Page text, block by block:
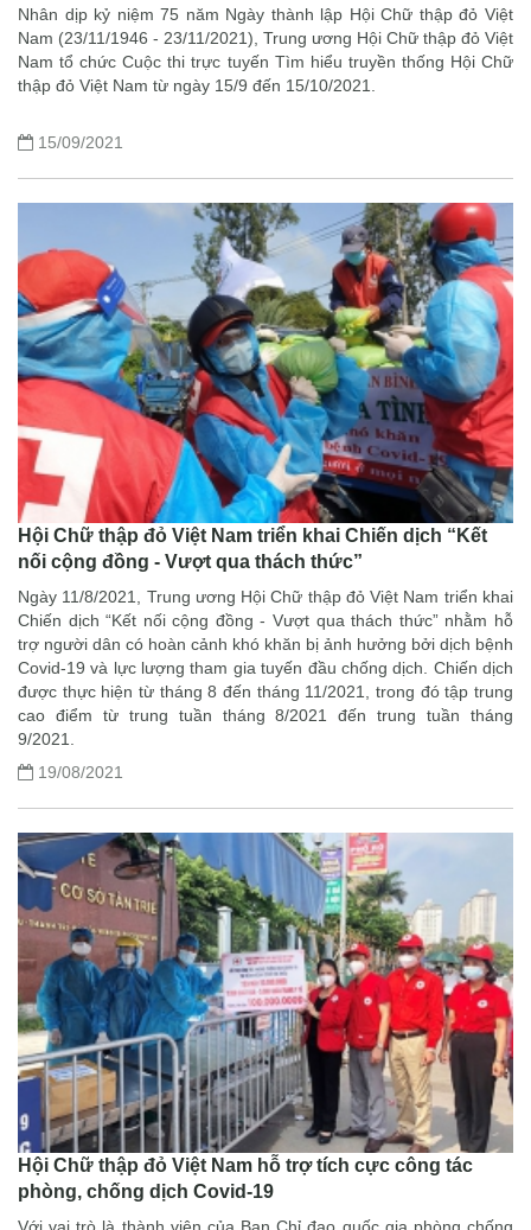
Nhân dịp kỷ niệm 75 năm Ngày thành lập Hội Chữ thập đỏ Việt
Nam (23/11/1946 - 23/11/2021), Trung ương Hội Chữ thập đỏ Việt
Nam tổ chức Cuộc thi trực tuyến Tìm hiểu truyền thống Hội Chữ
thập đỏ Việt Nam từ ngày 15/9 đến 15/10/2021.
15/09/2021
Hội Chữ thập đỏ Việt Nam triển khai Chiến dịch “Kết
nối cộng đồng - Vượt qua thách thức”
Ngày 11/8/2021, Trung ương Hội Chữ thập đỏ Việt Nam triển khai
Chiến dịch “Kết nối cộng đồng - Vượt qua thách thức” nhằm hỗ
trợ người dân có hoàn cảnh khó khăn bị ảnh hưởng bởi dịch bệnh
Covid-19 và lực lượng tham gia tuyến đầu chống dịch. Chiến dịch
được thực hiện từ tháng 8 đến tháng 11/2021, trong đó tập trung
cao điểm từ trung tuần tháng 8/2021 đến trung tuần tháng
9/2021.
19/08/2021
Hội Chữ thập đỏ Việt Nam hỗ trợ tích cực công tác
phòng, chống dịch Covid-19